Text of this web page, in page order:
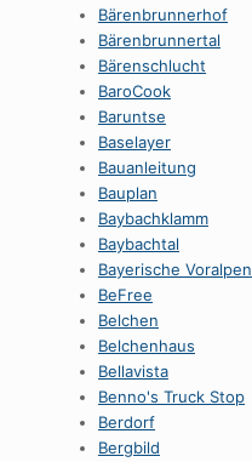
Bärenbrunnerhof
Bärenbrunnertal
Bärenschlucht
BaroCook
Baruntse
Baselayer
Bauanleitung
Bauplan
Baybachklamm
Baybachtal
Bayerische Voralpen
BeFree
Belchen
Belchenhaus
Bellavista
Benno's Truck Stop
Berdorf
Bergbild